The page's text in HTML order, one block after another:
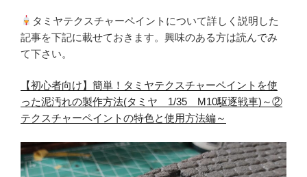
タミヤテクスチャーペイントについて詳しく説明した
記事を下記に載せておきます。興味のある方は読んでみ
て下さい。
【初心者向け】簡単！タミヤテクスチャーペイントを使
った泥汚れの製作方法(タミヤ 1/35 M10駆逐戦車)～②
テクスチャーペイントの特色と使用方法編～